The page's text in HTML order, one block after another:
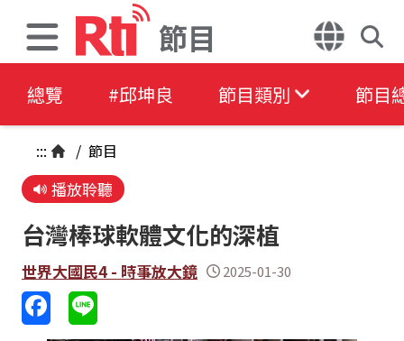
節目
總覽 #邱坤良 節目類別 節目
::: / 節目
播放聆聽
台灣棒球軟體文化的深植
世界大國民4 - 時事放大鏡 2025-01-30